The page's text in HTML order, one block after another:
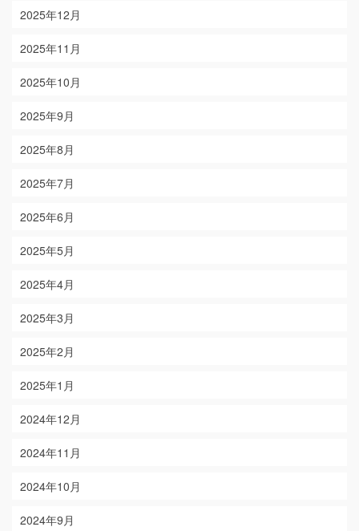
2025年12月
2025年11月
2025年10月
2025年9月
2025年8月
2025年7月
2025年6月
2025年5月
2025年4月
2025年3月
2025年2月
2025年1月
2024年12月
2024年11月
2024年10月
2024年9月